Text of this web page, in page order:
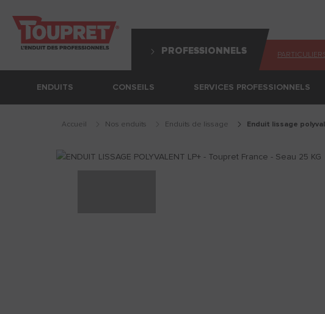
PROFESSIONNELS
ENDUITS CONSEILS SERVICES PROFESSIONNELS
Accueil Nos enduits enduits de lissage
enduit lissage